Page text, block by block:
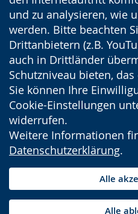
und zu analysieren, wie
werden. Bitte beachten
Drittanbietern (z.B.
auch in Drittländer
Schutzniveau bieten,
Sie können Ihre
Cookie-Einstellungen
widerrufen.
Weitere Informationen
Datenschutzerklärung.
Alle
Alle